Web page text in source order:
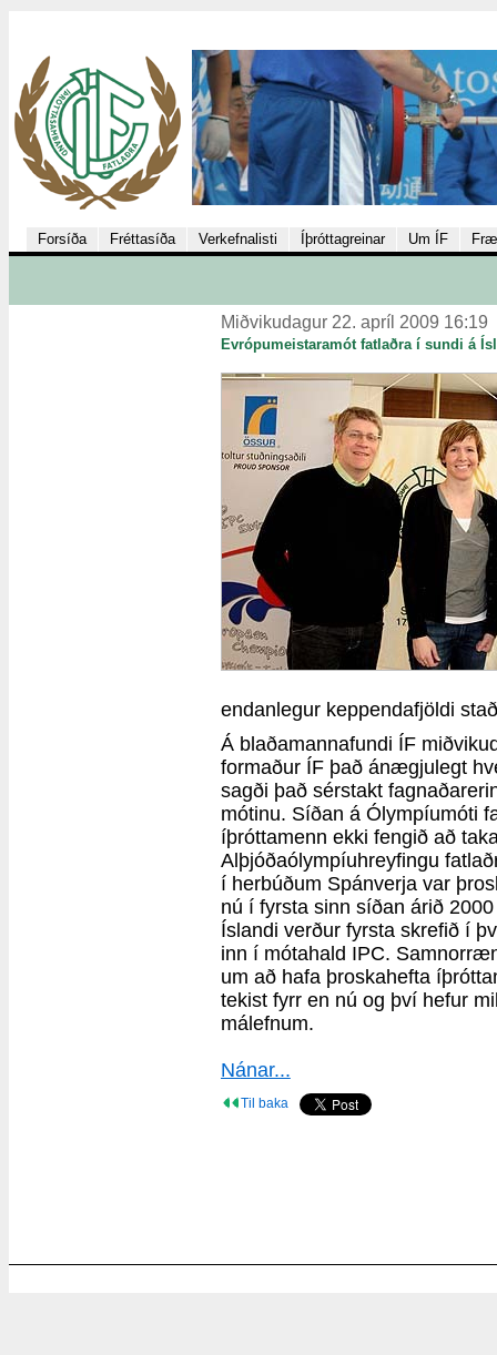
Forsíða Fréttasíða Verkefnalisti Íþróttagreinar Um ÍF
Miðvikudagur 22. apríl 2009 16:19
Evrópumeistaramót fatlaðra í sundi á
endanlegur keppendafjöldi
Á blaðamannafundi ÍF
formaður ÍF það ánægjulegt
sagði það sérstakt
mótinu. Síðan á Ólympíumóti
íþróttamenn ekki fengið að
Alþjóðaólympíuhreyfingu
í herbúðum Spánverja var
nú í fyrsta sinn síðan árið
Íslandi verður fyrsta skrefið í
inn í mótahald IPC.
um að hafa þroskahefta
tekist fyrr en nú og því hefur
málefnum.
Nánar...
Til baka